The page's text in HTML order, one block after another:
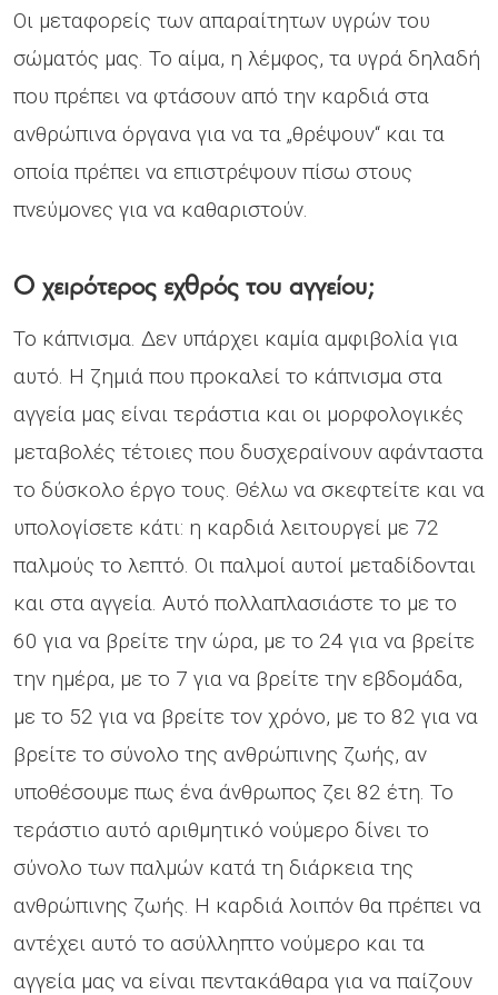
Οι μεταφορείς των απαραίτητων υγρών του
σώματός μας. Το αίμα, η λέμφος, τα υγρά δηλαδή
που πρέπει να φτάσουν από την καρδιά στα
ανθρώπινα όργανα για να τα „θρέψουν“ και τα
οποία πρέπει να επιστρέψουν πίσω στους
πνεύμονες για να καθαριστούν.
Ο χειρότερος εχθρός του αγγείου;
Το κάπνισμα. Δεν υπάρχει καμία αμφιβολία για
αυτό. Η ζημιά που προκαλεί το κάπνισμα στα
αγγεία μας είναι τεράστια και οι μορφολογικές
μεταβολές τέτοιες που δυσχεραίνουν αφάνταστα
το δύσκολο έργο τους. Θέλω να σκεφτείτε και να
υπολογίσετε κάτι: η καρδιά λειτουργεί με 72
παλμούς το λεπτό. Οι παλμοί αυτοί μεταδίδονται
και στα αγγεία. Αυτό πολλαπλασιάστε το με το
60 για να βρείτε την ώρα, με το 24 για να βρείτε
την ημέρα, με το 7 για να βρείτε την εβδομάδα,
με το 52 για να βρείτε τον χρόνο, με το 82 για να
βρείτε το σύνολο της ανθρώπινης ζωής, αν
υποθέσουμε πως ένα άνθρωπος ζει 82 έτη. Το
τεράστιο αυτό αριθμητικό νούμερο δίνει το
σύνολο των παλμών κατά τη διάρκεια της
ανθρώπινης ζωής. Η καρδιά λοιπόν θα πρέπει να
αντέχει αυτό το ασύλληπτο νούμερο και τα
αγγεία μας να είναι πεντακάθαρα για να παίζουν